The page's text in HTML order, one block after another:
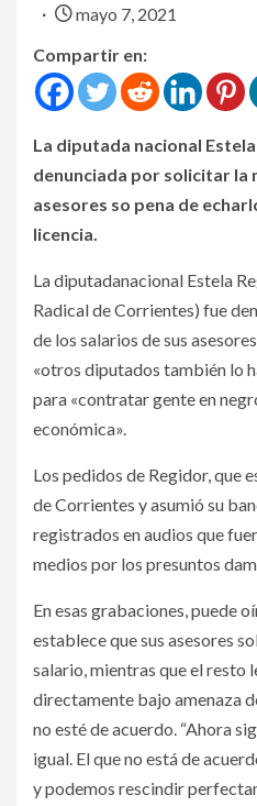
mayo 7, 2021
Compartir en:
La diputada nacional
denunciada por solicitar la
asesores so pena de
licencia.
La diputadanacional Estela
Radical de Corrientes) fue
de los salarios de sus
«otros diputados también lo
para «contratar gente en
económica».
Los pedidos de Regidor, que
de Corrientes y asumió su
registrados en audios que
medios por los presuntos
En esas grabaciones, puede
establece que sus asesores
salario, mientras que el resto
directamente bajo amenaza
no esté de acuerdo. “Ahora
igual. El que no está de
y podemos rescindir